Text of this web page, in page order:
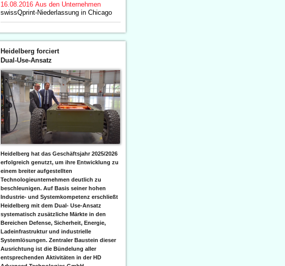
16.08.2016 Aus den Unternehmen
swissQprint-Niederlassung in Chicago
Heidelberg forciert
Dual-Use-Ansatz
Heidelberg hat das Geschäftsjahr 2025/2026
erfolgreich genutzt, um ihre Entwicklung zu
einem breiter aufgestellten
Technologieunternehmen deutlich zu
beschleunigen. Auf Basis seiner hohen
Industrie- und Systemkompetenz erschließt
Heidelberg mit dem Dual- Use-Ansatz
systematisch zusätzliche Märkte in den
Bereichen Defense, Sicherheit, Energie,
Ladeinfrastruktur und industrielle
Systemlösungen. Zentraler Baustein dieser
Ausrichtung ist die Bündelung aller
entsprechenden Aktivitäten in der HD